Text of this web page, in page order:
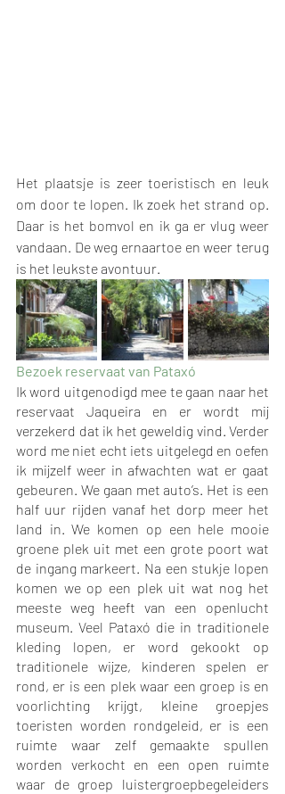
Het plaatsje is zeer toeristisch en leuk
om door te lopen. Ik zoek het strand op.
Daar is het bomvol en ik ga er vlug weer
vandaan. De weg ernaartoe en weer terug
is het leukste avontuur.
Bezoek reservaat van Pataxó
Ik word uitgenodigd mee te gaan naar het
reservaat Jaqueira en er wordt mij
verzekerd dat ik het geweldig vind. Verder
word me niet echt iets uitgelegd en oefen
ik mijzelf weer in afwachten wat er gaat
gebeuren. We gaan met auto’s. Het is een
half uur rijden vanaf het dorp meer het
land in. We komen op een hele mooie
groene plek uit met een grote poort wat
de ingang markeert. Na een stukje lopen
komen we op een plek uit wat nog het
meeste weg heeft van een openlucht
museum. Veel Pataxó die in traditionele
kleding lopen, er word gekookt op
traditionele wijze, kinderen spelen er
rond, er is een plek waar een groep is en
voorlichting krijgt, kleine groepjes
toeristen worden rondgeleid, er is een
ruimte waar zelf gemaakte spullen
worden verkocht en een open ruimte
waar de groep luistergroepbegeleiders